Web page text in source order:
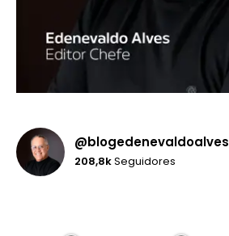
@blogedenevaldoalves
208,8kSeguidores